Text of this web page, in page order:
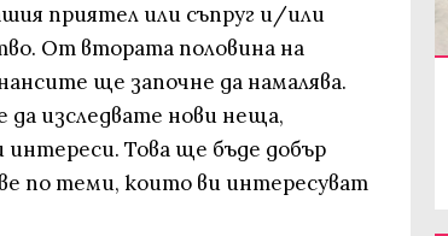
приятел или съпруг и/или
От втората половина на
ще започне да намалява.
изследвате нови неща,
Това ще бъде добър
по теми, които ви интересуват